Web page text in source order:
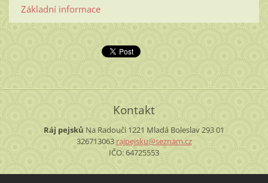
Základní informace
Kontakt
Ráj pejsků Na Radouči 1221 Mladá Boleslav293 01
326713063 rajpejsku@seznam.cz
IČO: 64725553